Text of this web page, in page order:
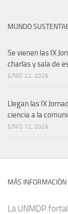
MUNDO
Se vienen las IX
charlas y sala de
JUNIO 22, 2026
Llegan las IX
ciencia a la
JUNIO 12, 2026
MÁS INFORMACIÓN
La UNMDP